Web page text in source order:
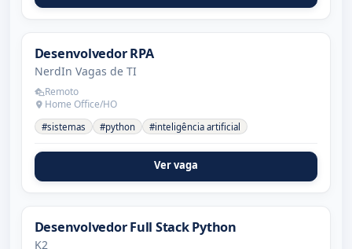
Desenvolvedor RPA
NerdIn Vagas de TI
Remoto
Home Office/HO
#sistemas #python #inteligência artificial
Ver vaga
Desenvolvedor Full Stack Python
K2